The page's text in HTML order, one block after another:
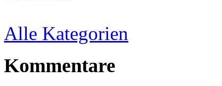
Alle Kategorien
Kommentare